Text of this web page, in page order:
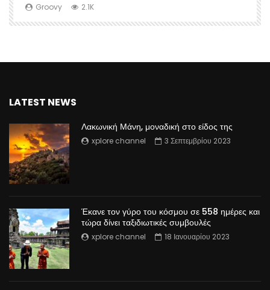
Groovy 2.1K
LATEST NEWS
Λακωνική Μάνη, μοναδική στο είδος της
xplore channel 3 Σεπτεμβρίου 2023
Έκανε τον γύρο του κόσμου σε 558 ημέρες και
τώρα δίνει ταξιδιωτικές συμβουλές
xplore channel 18 Ιανουαρίου 2023